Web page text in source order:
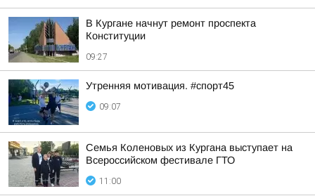
В Кургане начнут ремонт проспекта
Конституции
09:27
Утренняя мотивация. #спорт45
09:07
Семья Коленовых из Кургана выступает на
Всероссийском фестивале ГТО
11:00